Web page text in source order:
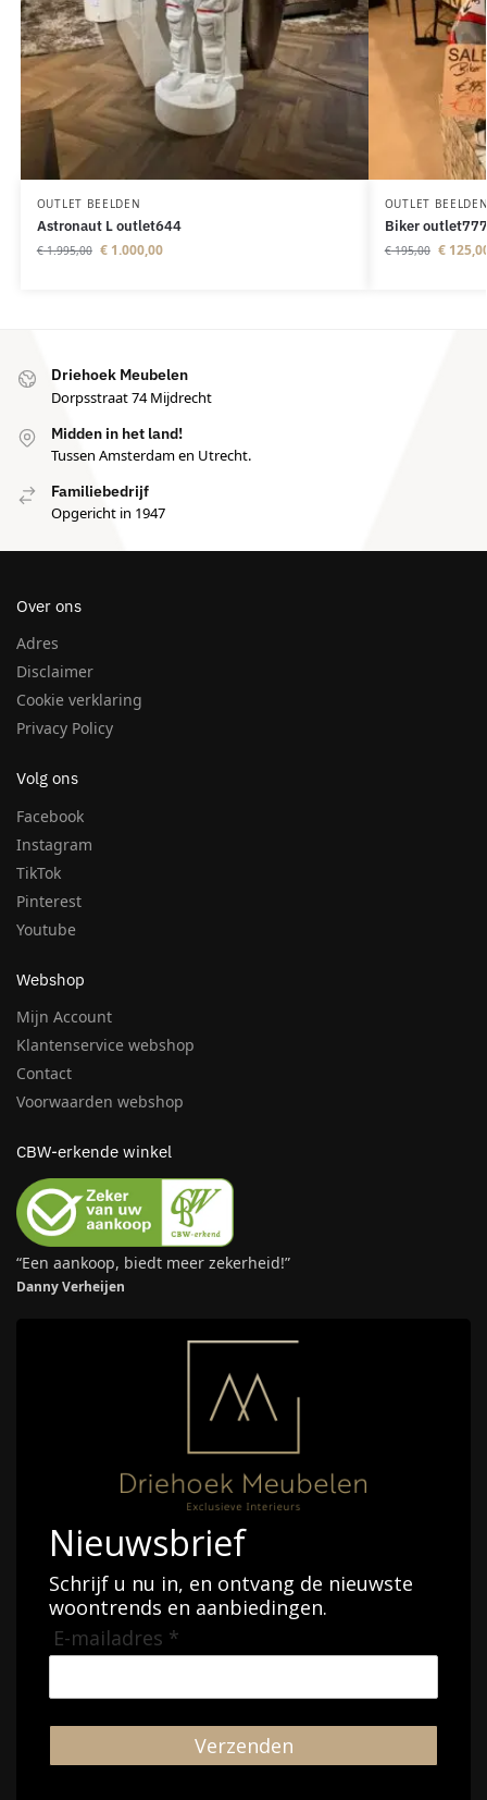
OUTLET BEELDEN
Astronaut L outlet644
€1.995,00 €1.000,00
OUTLET
Biker outlet777
€195,00 €
Driehoek Meubelen
Dorpsstraat 74 Mijdrecht
Midden in het land!
Tussen Amsterdam en Utrecht.
Familiebedrijf
Opgericht in 1947
Over ons
Adres
Disclaimer
Cookie verklaring
Privacy Policy
Volg ons
Facebook
Instagram
TikTok
Pinterest
Youtube
Webshop
Mijn Account
Klantenservice webshop
Contact
Voorwaarden webshop
CBW-erkende winkel
“Een aankoop, biedt meer zekerheid!”
Danny Verheijen
Nieuwsbrief
Schrijf u nu in, en ontvang de nieuwste
woontrends en aanbiedingen.
E-mailadres *
Verzenden